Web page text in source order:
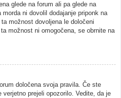
glede na forum ali pa glede na
ni dovolil dodajanje priponk na
možnost dovoljena le določeni
možnost ni omogočena, se obrnite na
določena svoja pravila. Če ste
prejeli opozorilo. Vedite, da je